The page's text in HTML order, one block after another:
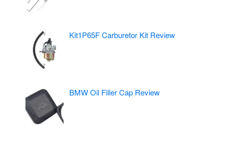
Kit1P65F Carburetor Kit Review
BMW Oil Filler Cap Review